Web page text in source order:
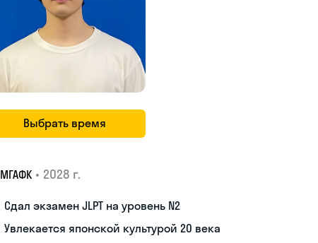
Выбрать время
МГАФК • 2028 г.
Сдал экзамен JLPT на уровень N2
Увлекается японской культурой 20 века